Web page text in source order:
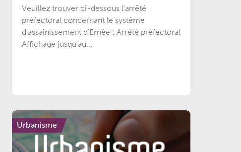
Veuillez trouver ci-dessous l’arrêté
préfectoral concernant le système
d'assainissement d'Ernée : Arrêté préfectoral
Affichage jusqu'au...
Urbanisme